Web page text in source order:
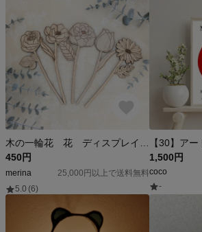
450円
merina
25,000円以上で送料無料
5.0 (6)
1,500円
coco
-